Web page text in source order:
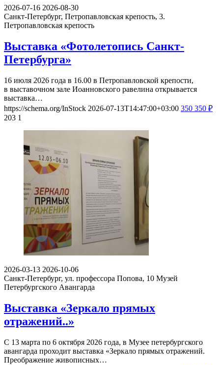
2026-07-16 2026-08-30
Санкт-Петербург, Петропавловская крепость, 3.
Петропавловская крепость
Выставка «Фотолетопись Санкт-
Петербурга»
16 июля 2026 года в 16.00 в Петропавловской крепости,
в выставочном зале Иоанновского равелина открывается
выставка…
https://schema.org/InStock 2026-07-13T14:47:00+03:00 350 350 ₽
203 1
2026-03-13 2026-10-06
Санкт-Петербург, ул. профессора Попова, 10 Музей
Петербургского Авангарда
Выставка «Зеркало прямых
отражений..»
С 13 марта по 6 октября 2026 года, в Музее петербургского
авангарда проходит выставка «Зеркало прямых отражений.
Преображение живописных…